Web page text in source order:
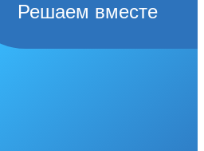
Решаем вместе